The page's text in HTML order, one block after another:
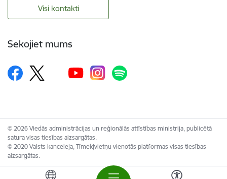
Visi kontakti
Sekojiet mums
© 2026 Viedās administrācijas un reģionālās attīstības ministrija, publicētā
satura visas tiesības aizsargātas.
© 2020 Valsts kanceleja, Tīmekļvietņu vienotās platformas visas tiesības
aizsargātas.